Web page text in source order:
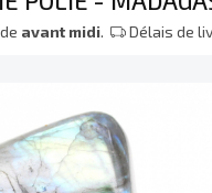
avant midi. Délais de